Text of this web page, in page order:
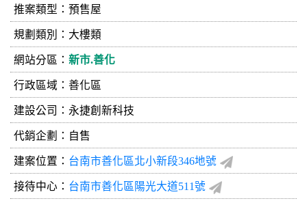
推案類型：預售屋
規劃類別：大樓類
網站分區： 新市.善化
行政區域：善化區
建設公司： 永捷創新科技
代銷企劃：自售
建案位置： 台南市善化區北小新段346地號
接待中心： 台南市善化區陽光大道511號